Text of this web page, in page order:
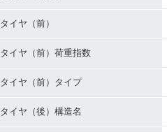
タイヤ（前）
タイヤ（前）荷重指数
タイヤ（前）タイプ
タイヤ（後）構造名